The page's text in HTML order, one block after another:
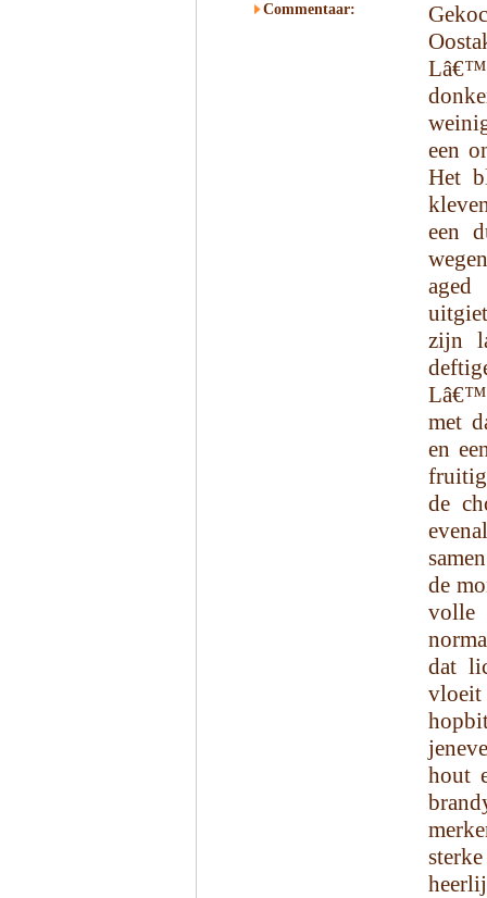
Commentaar:
een
Het
een
zijn
met
en
fruitig
de
de
volle
dat
vloeit
hout